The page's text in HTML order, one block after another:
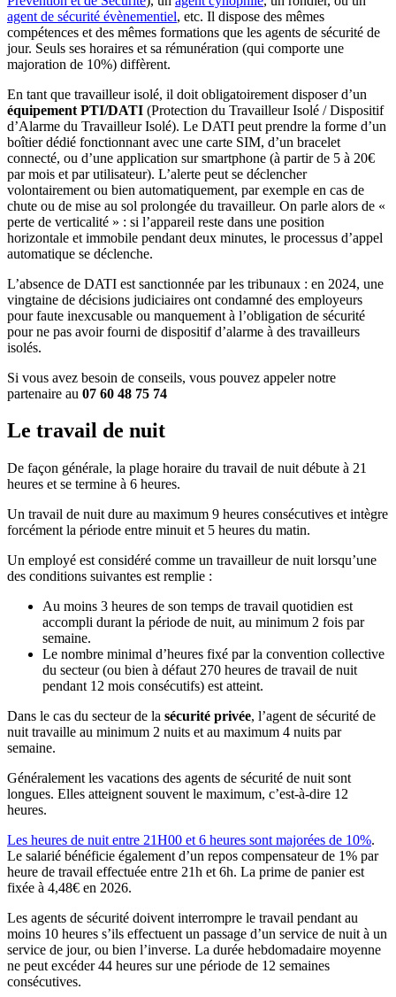
agent de sécurité évènementiel, etc. Il dispose des mêmes
compétences et des mêmes formations que les agents de sécurité de
jour. Seuls ses horaires et sa rémunération (qui comporte une
majoration de 10%) diffèrent.
En tant que travailleur isolé, il doit obligatoirement disposer d’un
équipement PTI/DATI (Protection du Travailleur Isolé / Dispositif
d’Alarme du Travailleur Isolé). Le DATI peut prendre la forme d’un
boîtier dédié fonctionnant avec une carte SIM, d’un bracelet
connecté, ou d’une application sur smartphone (à partir de 5 à 20€
par mois et par utilisateur). L’alerte peut se déclencher
volontairement ou bien automatiquement, par exemple en cas de
chute ou de mise au sol prolongée du travailleur. On parle alors de «
perte de verticalité » : si l’appareil reste dans une position
horizontale et immobile pendant deux minutes, le processus d’appel
automatique se déclenche.
L’absence de DATI est sanctionnée par les tribunaux : en 2024, une
vingtaine de décisions judiciaires ont condamné des employeurs
pour faute inexcusable ou manquement à l’obligation de sécurité
pour ne pas avoir fourni de dispositif d’alarme à des travailleurs
isolés.
Si vous avez besoin de conseils, vous pouvez appeler notre
partenaire au 07 60 48 75 74
Le travail de nuit
De façon générale, la plage horaire du travail de nuit débute à 21
heures et se termine à 6 heures.
Un travail de nuit dure au maximum 9 heures consécutives et intègre
forcément la période entre minuit et 5 heures du matin.
Un employé est considéré comme un travailleur de nuit lorsqu’une
des conditions suivantes est remplie :
Au moins 3 heures de son temps de travail quotidien est
accompli durant la période de nuit, au minimum 2 fois par
semaine.
Le nombre minimal d’heures fixé par la convention collective
du secteur (ou bien à défaut 270 heures de travail de nuit
pendant 12 mois consécutifs) est atteint.
Dans le cas du secteur de la sécurité privée, l’agent de sécurité de
nuit travaille au minimum 2 nuits et au maximum 4 nuits par
semaine.
Généralement les vacations des agents de sécurité de nuit sont
longues. Elles atteignent souvent le maximum, c’est-à-dire 12
heures.
Les heures de nuit entre 21H00 et 6 heures sont majorées de 10%.
Le salarié bénéficie également d’un repos compensateur de 1% par
heure de travail effectuée entre 21h et 6h. La prime de panier est
fixée à 4,48€ en 2026.
Les agents de sécurité doivent interrompre le travail pendant au
moins 10 heures s’ils effectuent un passage d’un service de nuit à un
service de jour, ou bien l’inverse. La durée hebdomadaire moyenne
ne peut excéder 44 heures sur une période de 12 semaines
consécutives.